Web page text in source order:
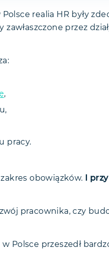
realia HR były
przez
,
pracy.
obowiązków. I
pracownika, czy
Polsce przeszedł